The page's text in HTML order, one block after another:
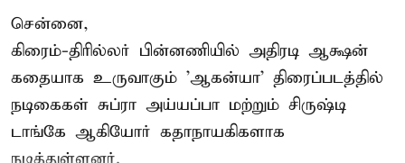
சென்னை,
கிரைம்-திரில்லர் பின்னணியில் அதிரடி ஆக்ஷன்
கதையாக உருவாகும் 'ஆகன்யா' திரைப்படத்தில்
நடிகைகள் சுப்ரா அய்யப்பா மற்றும் சிருஷ்டி
டாங்கே ஆகியோர் கதாநாயகிகளாக